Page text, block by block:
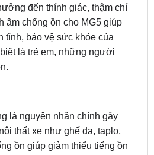
tĩnh, bảo vệ sức khỏe của
là trẻ em, những người
thất xe như ghế da, taplo,
ồn giúp giảm thiểu tiếng ồn
khỏi tác hại của tiếng ồn,
tiết kiệm chi phí sửa chữa.